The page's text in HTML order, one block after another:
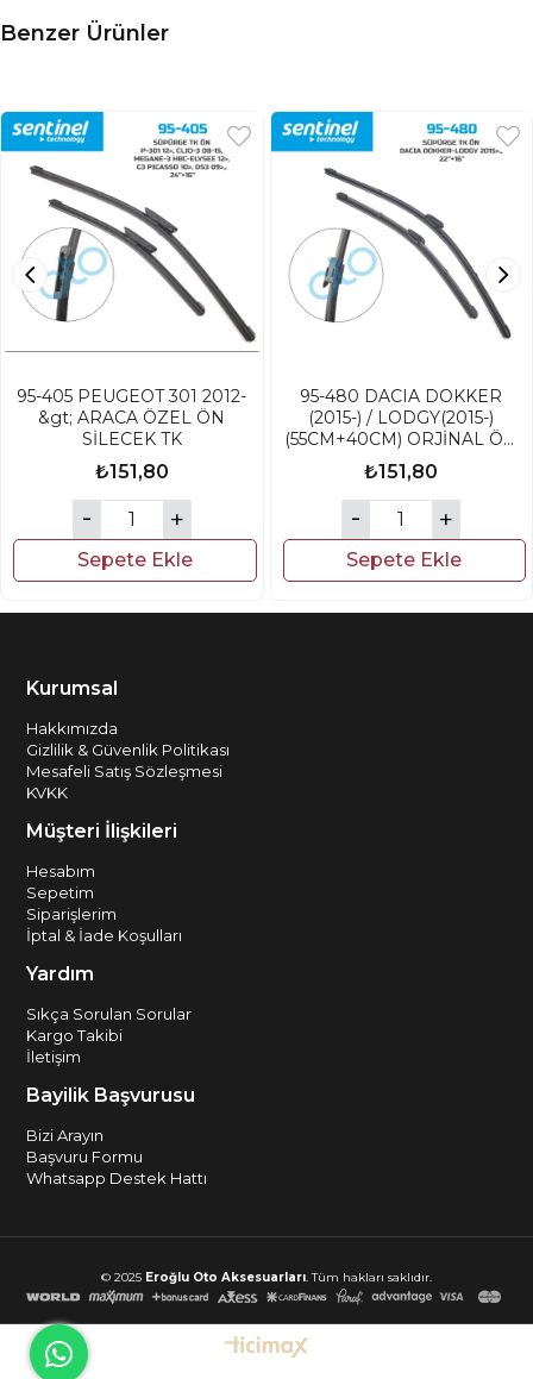
Benzer Ürünler
95-405 PEUGEOT 301 2012-
&gt; ARACA ÖZEL ÖN
SİLECEK TK
₺151,80
Sepete Ekle
95-480 DACIA DOKKER
(2015-) / LODGY(2015-)
(55CM+40CM) ORJİNAL ÖN
SİLECEK
₺151,80
Sepete Ekle
Kurumsal
Hakkımızda
Gizlilik & Güvenlik Politikası
Mesafeli Satış Sözleşmesi
KVKK
Müşteri İlişkileri
Hesabım
Sepetim
Siparişlerim
İptal & İade Koşulları
Yardım
Sıkça Sorulan Sorular
Kargo Takibi
İletişim
Bayilik Başvurusu
Bizi Arayın
Başvuru Formu
Whatsapp Destek Hattı
© 2025 Eroğlu Oto Aksesuarları . Tüm hakları saklıdır.